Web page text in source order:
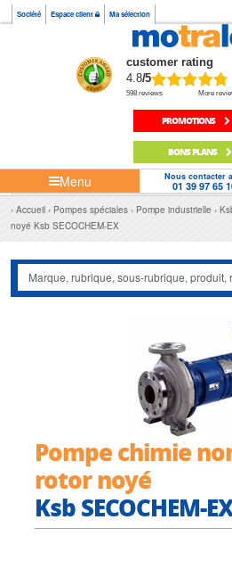
Société Espace client Ma sélection
customer rating
4.8/5
598 reviews More
PROMOTIONS
BONS PLANS
Menu Nous contacter
01 39 97 65
Accueil Pompes spéciales Pompe industrielle
noyé Ksb SECOCHEM-EX
Pompe chimie
rotor noyé
Ksb SECOCHEM-